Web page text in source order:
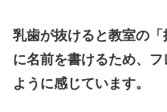
乳歯が抜けると教室の
に名前を書けるため、
ように感じています。